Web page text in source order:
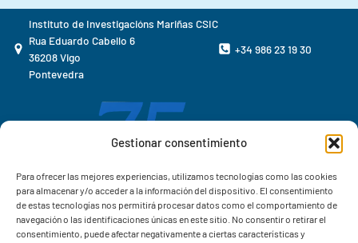
Gestionar consentimiento
Para ofrecer las mejores experiencias, utilizamos tecnologías como las cookies
para almacenar y/o acceder a la información del dispositivo. El consentimiento
de estas tecnologías nos permitirá procesar datos como el comportamiento de
navegación o las identificaciones únicas en este sitio. No consentir o retirar el
consentimiento, puede afectar negativamente a ciertas características y
Instituto de Investigacións Mariñas CSIC
Rua Eduardo Cabello 6
36208 Vigo
Pontevedra
+34 986 23 19 30